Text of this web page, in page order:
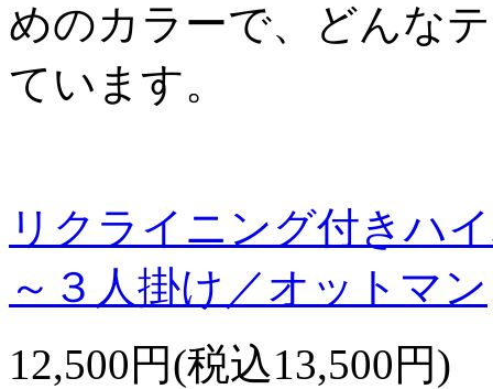
めのカラーで、どんな
ています。
リクライニング付きハ
～３人掛け／オットマン
12,500円(税込13,500円)